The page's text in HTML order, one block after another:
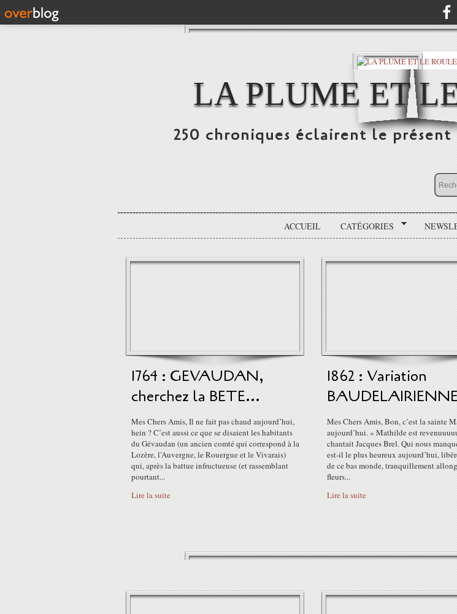
LA PLUME ET
250 chroniques éclairent le
ACCUEIL CATÉGORIES
1764 : GEVAUDAN,
cherchez la BETE...
Mes Chers Amis, Il ne fait pas chaud aujourd’hui,
hein ? C’est aussi ce que se disaient les habitants
du Gévaudan (un ancien comté qui correspond à la
Lozère, l'Auvergne, le Rouergue et le Vivarais)
qui, après la battue infructueuse (et rassemblant
pourtant...
Lire la suite
1862 : Variation
BAUDELAIRIENNE
Mes Chers Amis, Bon, c’est la sainte
aujourd’hui. « Mathilde est
chantait Jacques Brel. Qui nous
est-il le plus heureux aujourd’hui,
de ce bas monde, tranquillement
fleurs...
Lire la suite